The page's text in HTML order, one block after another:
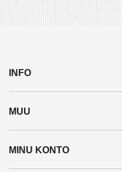
INFO
Meist
Ostutingimused
Privaatsuspoliitika
MUU
Kaubamärgid
MINU KONTO